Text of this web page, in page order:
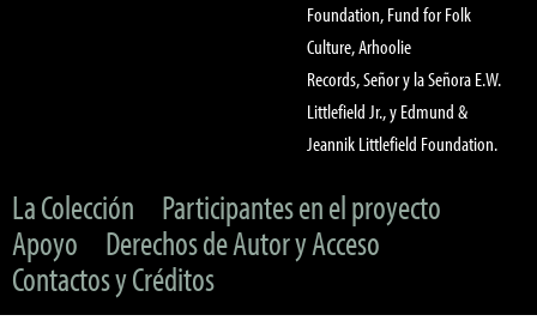
Foundation, Fund for Folk
Culture, Arhoolie
Records, Señor y la Señora E.W.
Littlefield Jr., y Edmund &
Jeannik Littlefield Foundation.
La Colección
Participantes en el proyecto
Apoyo
Derechos de Autor y Acceso
Contactos y Créditos